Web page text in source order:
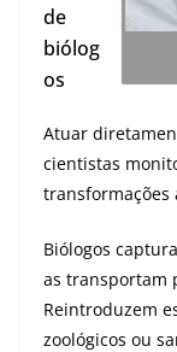
de
biólog
os
Atuar
cientistas
transformações
Biólogos
as transportam
Reintroduzem
zoológicos ou